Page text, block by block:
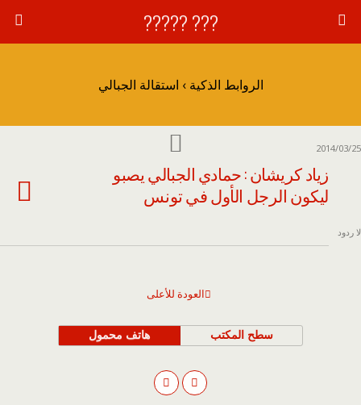
??? ?????
الروابط الذكية › استقالة الجبالي
2014/03/25
زياد كريشان : حمادي الجبالي يصبو
ليكون الرجل الأول في تونس
لا ردود
العودة للأعلى
هاتف محمول سطح المكتب